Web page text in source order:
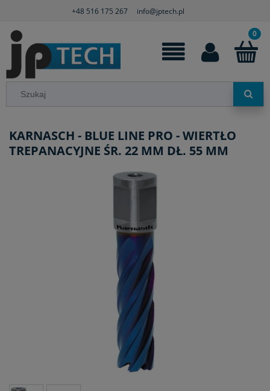
+48 516 175 267 info@jptech.pl
KARNASCH - BLUE LINE PRO - WIERTŁO
TREPANACYJNE ŚR. 22 MM DŁ. 55 MM